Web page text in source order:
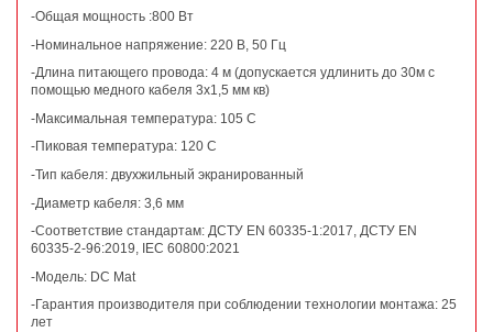
-Общая мощность :800 Вт
-Номинальное напряжение: 220 В, 50 Гц
-Длина питающего провода: 4 м (допускается удлинить до 30м с
помощью медного кабеля 3х1,5 мм кв)
-Максимальная температура: 105 С
-Пиковая температура: 120 С
-Тип кабеля: двухжильный экранированный
-Диаметр кабеля: 3,6 мм
-Соответствие стандартам: ДСТУ EN 60335-1:2017, ДСТУ EN
60335-2-96:2019, IEC 60800:2021
-Модель: DC Mat
-Гарантия производителя при соблюдении технологии монтажа: 25
лет